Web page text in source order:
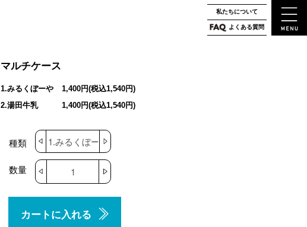
私たちについて
よくある質問
マルチケース
1.みるくぼーや
1,400円(税込1,540円)
2.湯田牛乳
1,400円(税込1,540円)
種類
数量
カートに入れる